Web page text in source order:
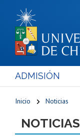
ADMISIÓN
Inicio Noticias
NOTICIAS